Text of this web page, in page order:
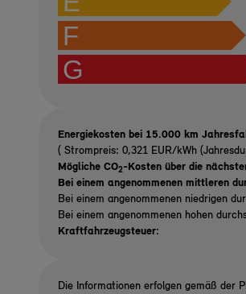
F
G
Energiekosten bei 15.000 km
( Strompreis: 0,321 EUR/kWh
Mögliche CO2-Kosten über die
Bei einem angenommenen mittleren
Bei einem angenommenen niedrigen
Bei einem angenommenen hohen
Kraftfahrzeugsteuer:
Die Informationen erfolgen gemäß der